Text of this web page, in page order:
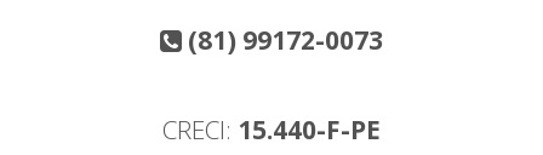
(81) 99172-0073
CRECI: 15.440-F-PE